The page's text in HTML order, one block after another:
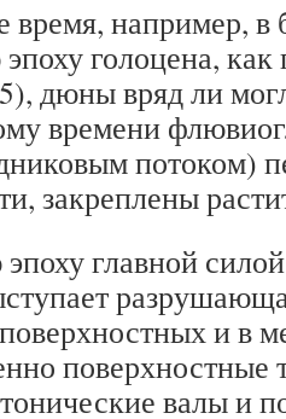
время, например,
голоцена,
дюны вряд ли
времени
потоком)
закреплены
главной
и в
поверхностные
валы и